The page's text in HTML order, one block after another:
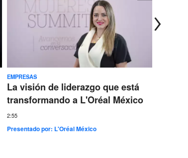
EMPRESAS
La visión de liderazgo que está
transformando a L'Oréal México
2:55
Presentado por: L'Oréal México